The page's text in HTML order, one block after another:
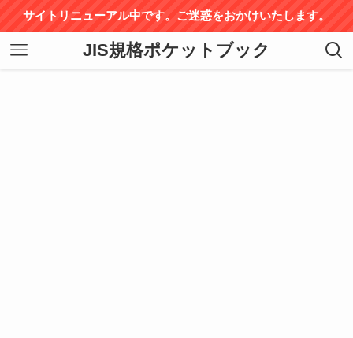
サイトリニューアル中です。ご迷惑をおかけいたします。
JIS規格ポケットブック